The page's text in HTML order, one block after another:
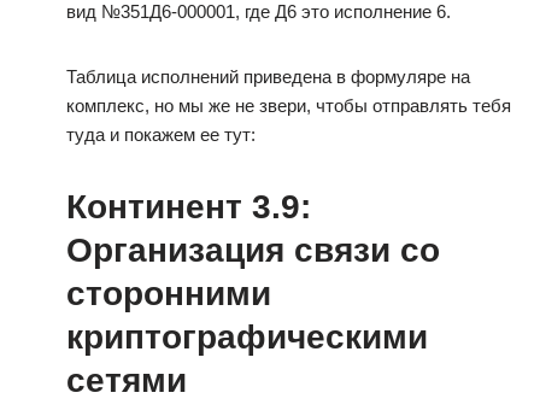
вид №351Д6-000001, где Д6 это исполнение 6.
Таблица исполнений приведена в формуляре на
комплекс, но мы же не звери, чтобы отправлять тебя
туда и покажем ее тут:
Континент 3.9:
Организация связи со
сторонними
криптографическими
сетями